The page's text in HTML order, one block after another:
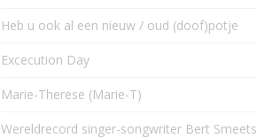
Heb u ook al een nieuw / oud (doof)potje
Excecution Day
Marie-Therese (Marie-T)
Wereldrecord singer-songwriter Bert Smeets